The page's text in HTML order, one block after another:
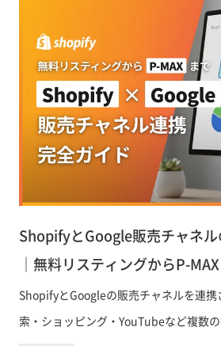
ShopifyとGoogle販売チャネ
｜無料リスティングからP-
ShopifyとGoogleの販売チャネルを連
索・ショッピング・YouTubeなど複数